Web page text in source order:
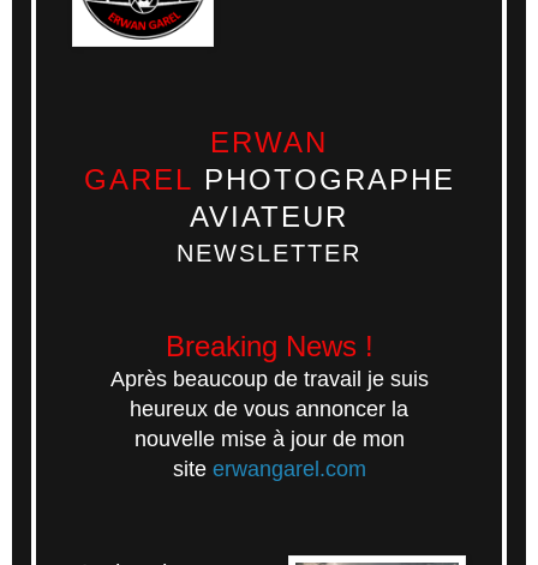
ERWAN
GAREL PHOTOGRAPHE
AVIATEUR
NEWSLETTER
Breaking News !
Après beaucoup de travail je suis
heureux de vous annoncer la
nouvelle mise à jour de mon
site erwangarel.com